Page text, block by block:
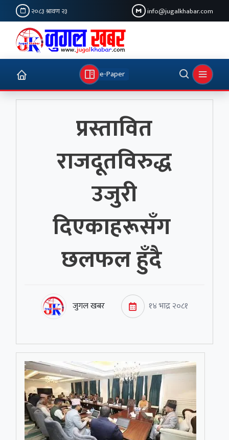
२०८३ श्रावण २३ info@jugalkhabar.com
e-Paper
प्रस्तावित
राजदूतविरुद्ध
उजुरी
दिएकाहरूसँग
छलफल हुँदै
जुगल खबर १४ भाद्र २०८१